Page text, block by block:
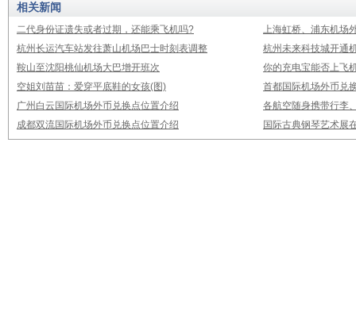
相关新闻
二代身份证遗失或者过期，还能乘飞机吗?
上海虹桥、浦东机场
杭州长运汽车站发往萧山机场巴士时刻表调整
杭州未来科技城开通
鞍山至沈阳桃仙机场大巴增开班次
你的充电宝能否上飞
空姐刘苗苗：爱穿平底鞋的女孩(图)
首都国际机场外币兑
广州白云国际机场外币兑换点位置介绍
各航空随身携带行李
成都双流国际机场外币兑换点位置介绍
国际古典钢琴艺术展